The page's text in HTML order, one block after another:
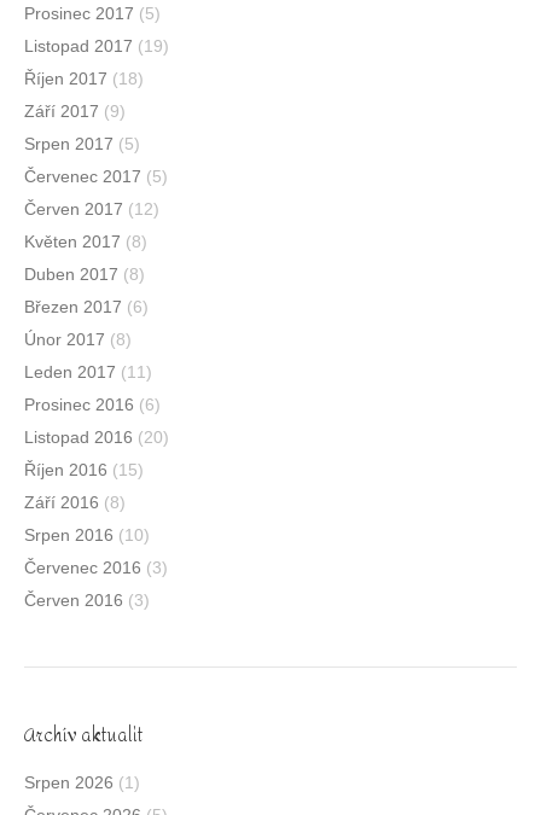
Prosinec 2017 (5)
Listopad 2017 (19)
Říjen 2017 (18)
Září 2017 (9)
Srpen 2017 (5)
Červenec 2017 (5)
Červen 2017 (12)
Květen 2017 (8)
Duben 2017 (8)
Březen 2017 (6)
Únor 2017 (8)
Leden 2017 (11)
Prosinec 2016 (6)
Listopad 2016 (20)
Říjen 2016 (15)
Září 2016 (8)
Srpen 2016 (10)
Červenec 2016 (3)
Červen 2016 (3)
Archív aktualit
Srpen 2026 (1)